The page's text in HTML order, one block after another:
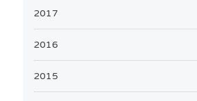
2017
2016
2015